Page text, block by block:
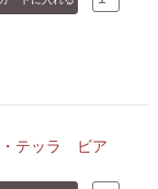
テッラ ビア